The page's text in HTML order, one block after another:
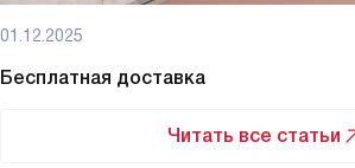
01.12.2025
Бесплатная доставка
Читать все статьи